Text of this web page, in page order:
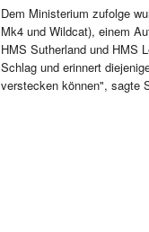
Dem Ministerium zufolge
Mk4 und Wildcat), einem
HMS Sutherland und HMS
Schlag und erinnert
verstecken können", sagte